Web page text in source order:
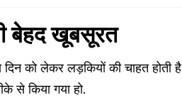
बेहद खूबसूरत
को लेकर लड़कियों की चाहत होती है
से किया गया हो.